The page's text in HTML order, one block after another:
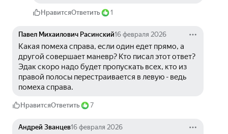
НравитсяОтветить 1
Павел Михаилович Расинский16 февраля 2026
Какая помеха справа, если один едет прямо, а
другой совершает маневр? Кто писал этот ответ?
Эдак скоро надо будет пропускать всех, кто из
правой полосы перестраивается в левую - ведь
помеха справа.
НравитсяОтветить 7
Андрей Званцев16 февраля 2026